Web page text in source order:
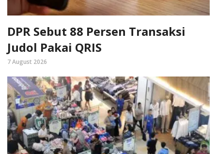
DPR Sebut 88 Persen Transaksi
Judol Pakai QRIS
7 August 2026